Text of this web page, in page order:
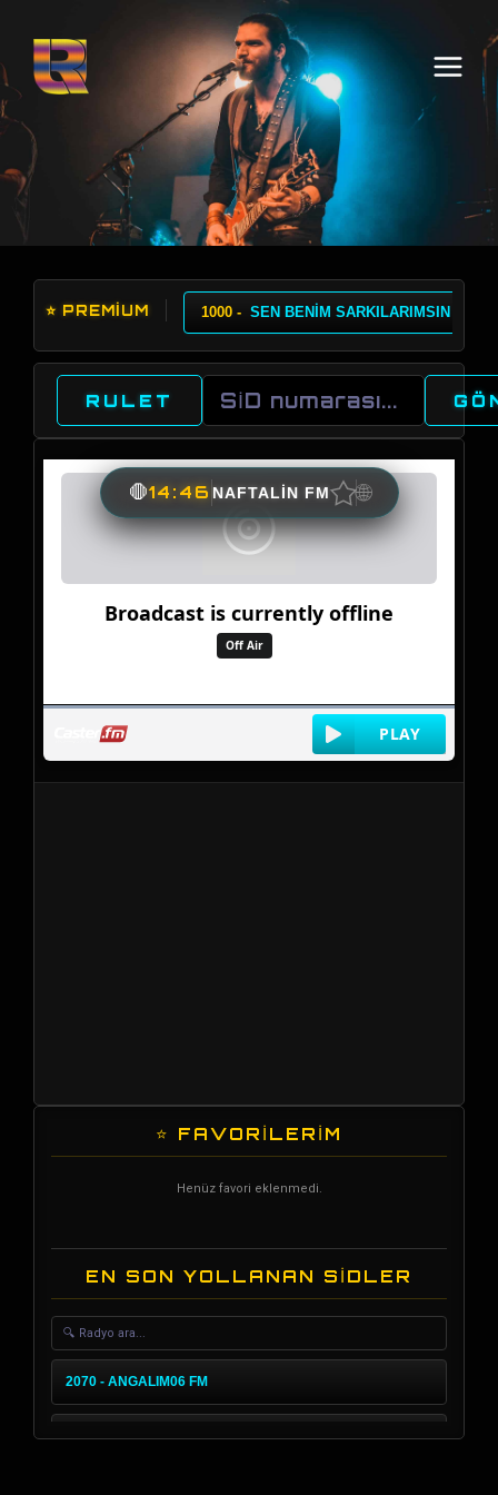
⭐ PREMİUM 1000 - SEN BENİM SARKILARIMSIN
RULET
🛑14:46 NAFTALİN FM★🌐
⭐ FAVORİLERİM
Henüz favori eklenmedi.
EN SON YOLLANAN SİDLER
2070 - ANGALIM06 FM
1903 - MÜGE FM